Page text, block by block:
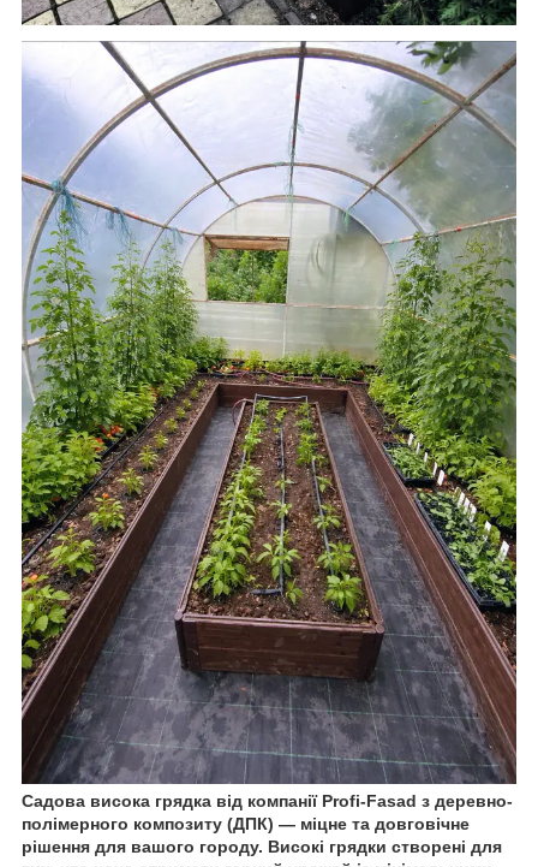
Садова висока грядка від компанії Profi-Fasad з деревно-
полімерного композиту (ДПК) — міцне та довговічне
рішення для вашого городу. Високі грядки створені для